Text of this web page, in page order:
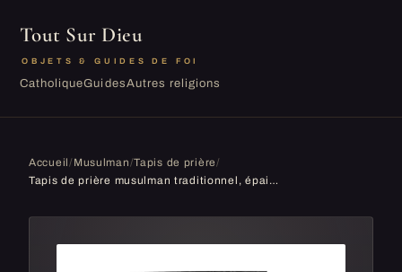
Tout Sur Dieu
OBJETS & GUIDES DE FOI
CatholiqueGuidesAutres religions
Accueil/ Musulman/Tapis de prière/
Tapis de prière musulman traditionnel, épais et rembourré, 99 perles de prière et chapeau inclus, pour hommes, femmes et enfants, sac de voyage